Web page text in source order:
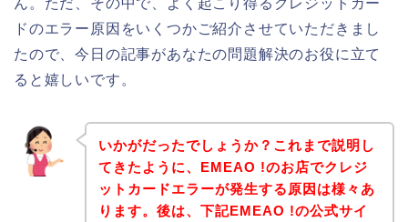
ドのエラー原因をいくつかご紹介させていただきまし
たので、今日の記事があなたの問題解決のお役に立て
ると嬉しいです。
いかがだったでしょうか？これまで説明し
てきたように、EMEAO !のお店でクレジ
ットカードエラーが発生する原因は様々あ
ります。後は、下記EMEAO !の公式サイ